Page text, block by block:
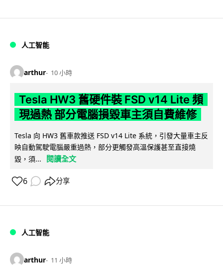
人工智能
arthur 10 小時
Tesla HW3 舊硬件裝 FSD v14 Lite 頻
現過熱 部分電腦損毀車主須自費維修
Tesla 向 HW3 舊車款推送 FSD v14 Lite 系統，引發大量車主反
映自動駕駛電腦嚴重過熱，部分更觸發高溫保護甚至直接燒
毀，須...
閱讀全文
6 分享
人工智能
arthur 11 小時